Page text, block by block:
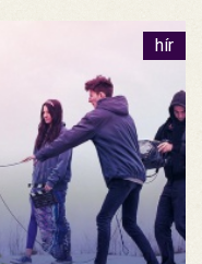
hír